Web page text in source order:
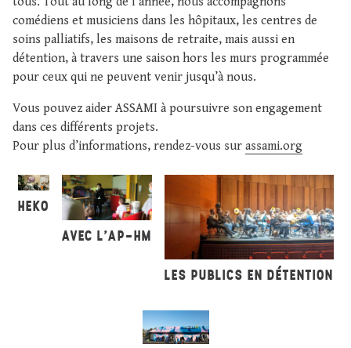
comédiens et musiciens dans les hôpitaux, les centres de
soins palliatifs, les maisons de retraite, mais aussi en
détention, à travers une saison hors les murs programmée
pour ceux qui ne peuvent venir jusqu’à nous.
Vous pouvez aider ASSAMI à poursuivre son engagement
dans ces différents projets.
Pour plus d’informations, rendez-vous sur assami.org
HEKO
AVEC L'AP-HM
LES PUBLICS EN DÉTENTION